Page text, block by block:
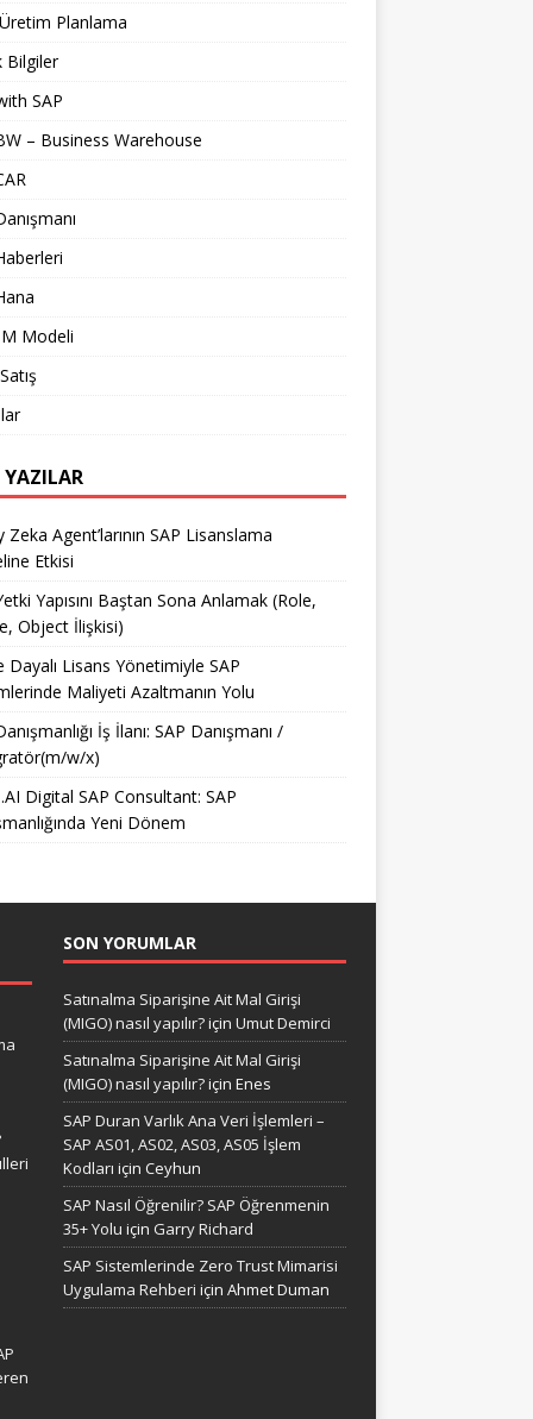
Planlama
Bilgiler
SAP
– Business Warehouse
Modeli
Zeka Agent’larının SAP Lisanslama
Etkisi
Yapısını Baştan Sona Anlamak (Role,
Object İlişkisi)
Dayalı Lisans Yönetimiyle SAP
Maliyeti Azaltmanın Yolu
İş İlanı: SAP Danışmanı /
w/x)
Digital SAP Consultant: SAP
Yeni Dönem
SON YORUMLAR
Satınalma Siparişine Ait Mal Girişi
(MIGO) nasıl yapılır?için Umut Demirci
Satınalma Siparişine Ait Mal Girişi
(MIGO) nasıl yapılır?için Enes
SAP Duran Varlık Ana Veri İşlemleri –
SAP AS01, AS02, AS03, AS05 İşlem
Kodları için Ceyhun
SAP Nasıl Öğrenilir? SAP Öğrenmenin
35+ Yolu için Garry Richard
SAP Sistemlerinde Zero Trust Mimarisi
Uygulama Rehberi için Ahmet Duman